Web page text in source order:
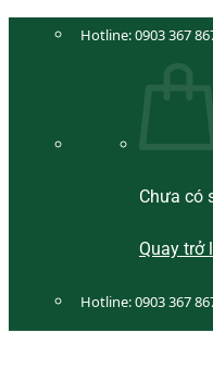
Hotline:0903 367
Chưa có
Quay trở
Hotline:0903 367